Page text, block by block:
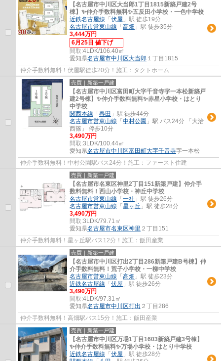
【名古屋市中川区大当郎1丁目1815新築戸建2号
棟】✨️仲介手数料無料✨️五反田小学校・一色中学校
近鉄名古屋線 「 伏屋 」駅 徒歩19分
名古屋市営東山線 「 高畑 」駅 徒歩35分
3,444万円
6月25日 値下げ
間取:4LDK/106.40㎡
愛知県名古屋市中川区大当郎 １丁目1815
仲介手数料無料！伏屋駅徒歩20分！施工：タクトホーム
売買｜新築一戸建
【名古屋市中川区富田町大字千音寺字一本松新築戸
建2号棟】✨️仲介手数料無料✨️赤星小学校・はとり
中学校
関西本線 「 春田 」駅 徒歩44分
名古屋市営東山線 「 中村公園 」駅 バス24分 「大治
西篠」 停歩10分
3,490万円
間取:3LDK/100.44㎡
愛知県名古屋市中川区富田町大字千音寺字一本松
仲介手数料無料！中村公園駅バス24分！施工：ファースト住建
売買｜新築一戸建
【名古屋市名東区神里2丁目151新築戸建】仲介手
数料無料！西山小学校・神丘中学校
名古屋市営東山線 「 一社 」駅 徒歩26分
名古屋市営東山線 「 星ヶ丘 」駅 徒歩28分
3,490万円
間取:3LDK/79.71㎡
愛知県名古屋市名東区神里 ２丁目151
仲介手数料無料！星ヶ丘駅バス12分！施工：飯田産業
売買｜新築一戸建
【名古屋市中川区打出2丁目286新築戸建B号棟】仲
介手数料無料！荒子小学校・一柳中学校
名古屋市営東山線 「 高畑 」駅 徒歩23分
近鉄名古屋線 「 伏屋 」駅 徒歩26分
3,490万円
間取:4LDK/97.31㎡
愛知県名古屋市中川区打出 ２丁目286
仲介手数料無料！高畑駅バス15分！施工：飯田産業
売買｜新築一戸建
【名古屋市中川区万場1丁目1603新築戸建3号棟】
✨️仲介手数料無料✨️万場小学校・はとり中学校
近鉄名古屋線 「 伏屋 」駅 徒歩28分